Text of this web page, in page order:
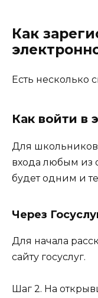
Как
Есть несколько
Как войти в
Для
входа любым из
будет одним и
Через
Для начала
сайту госуслуг.
Шаг 2. На